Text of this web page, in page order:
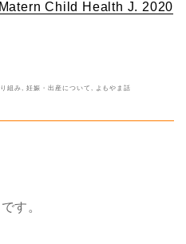
Child Health J. 2020
組み 妊娠・出産について よもやま話
す。